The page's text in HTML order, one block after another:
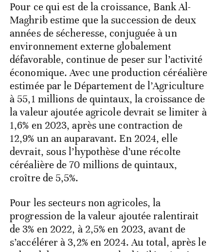
Pour ce qui est de la croissance, Bank Al-
Maghrib estime que la succession de deux
années de sécheresse, conjuguée à un
environnement externe globalement
défavorable, continue de peser sur l’activité
économique. Avec une production céréalière
estimée par le Département de l’Agriculture
à 55,1 millions de quintaux, la croissance de
la valeur ajoutée agricole devrait se limiter à
1,6% en 2023, après une contraction de
12,9% un an auparavant. En 2024, elle
devrait, sous l’hypothèse d’une récolte
céréalière de 70 millions de quintaux,
croître de 5,5%.
Pour les secteurs non agricoles, la
progression de la valeur ajoutée ralentirait
de 3% en 2022, à 2,5% en 2023, avant de
s’accélérer à 3,2% en 2024. Au total, après le